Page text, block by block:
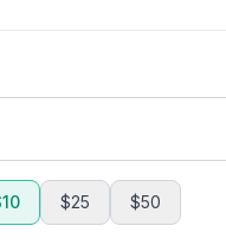
$25 $50